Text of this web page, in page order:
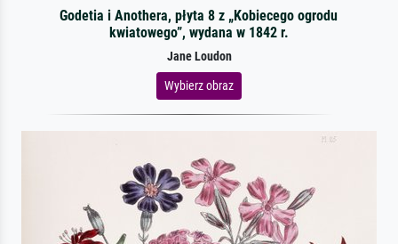
Godetia i Anothera, płyta 8 z „Kobiecego ogrodu
kwiatowego”, wydana w 1842 r.
Jane Loudon
Wybierz obraz